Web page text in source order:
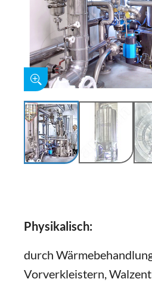
Physikalisch:
durch
Vorverkleistern,